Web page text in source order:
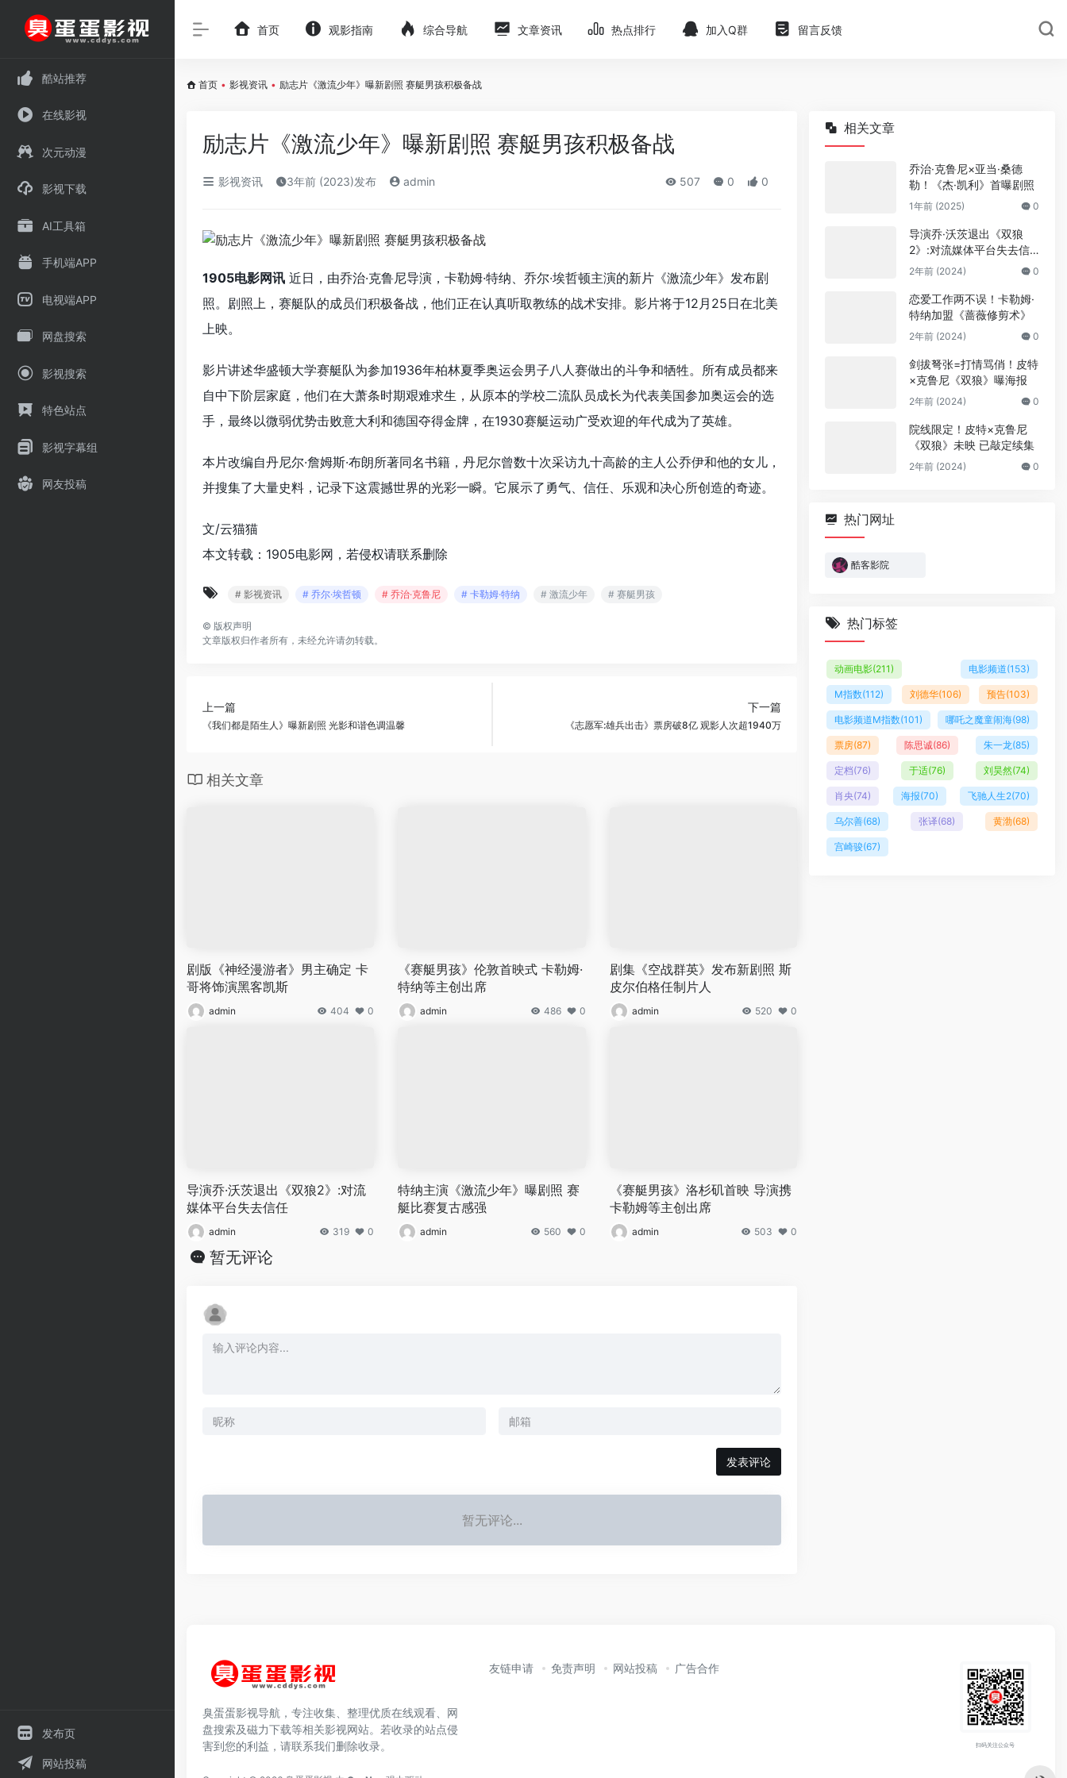
酷站推荐
在线影视
次元动漫
影视下载
AI工具箱
手机端APP
电视端APP
网盘搜索
影视搜索
特色站点
影视字幕组
网友投稿
发布页
网站投稿
首页 观影指南 综合导航 文章资讯 热点排行 加入Q群 留言反馈
首页 • 影视资讯 • 励志片《激流少年》曝新剧照 赛艇男孩积极备战
励志片《激流少年》曝新剧照 赛艇男孩积极备战
影视资讯 3年前 (2023)发布 admin 507 0 0
1905电影网讯 近日，由乔治·克鲁尼导演，卡勒姆·特纳、乔尔·埃哲顿主演的新片《激流少年》发布剧
照。剧照上，赛艇队的成员们积极备战，他们正在认真听取教练的战术安排。影片将于12月25日在北美
上映。
影片讲述华盛顿大学赛艇队为参加1936年柏林夏季奥运会男子八人赛做出的斗争和牺牲。所有成员都来
自中下阶层家庭，他们在大萧条时期艰难求生，从原本的学校二流队员成长为代表美国参加奥运会的选
手，最终以微弱优势击败意大利和德国夺得金牌，在1930赛艇运动广受欢迎的年代成为了英雄。
本片改编自丹尼尔·詹姆斯·布朗所著同名书籍，丹尼尔曾数十次采访九十高龄的主人公乔伊和他的女儿，
并搜集了大量史料，记录下这震撼世界的光彩一瞬。它展示了勇气、信任、乐观和决心所创造的奇迹。
文/云猫猫
本文转载：1905电影网，若侵权请联系删除
# 影视资讯 # 乔尔·埃哲顿 # 乔治·克鲁尼 # 卡勒姆·特纳 # 激流少年 # 赛艇男孩
© 版权声明
文章版权归作者所有，未经允许请勿转载。
上一篇
《我们都是陌生人》曝新剧照 光影和谐色调温馨
下一篇
《志愿军:雄兵出击》票房破8亿 观影人次超1940万
相关文章
剧版《神经漫游者》男主确定 卡
哥将饰演黑客凯斯
admin 404 0
《赛艇男孩》伦敦首映式 卡勒姆·
特纳等主创出席
admin 486 0
剧集《空战群英》发布新剧照 斯
皮尔伯格任制片人
admin 520 0
导演乔·沃茨退出《双狼2》:对流
媒体平台失去信任
admin 319 0
特纳主演《激流少年》曝剧照 赛
艇比赛复古感强
admin 560 0
《赛艇男孩》洛杉矶首映 导演携
卡勒姆等主创出席
admin 503 0
暂无评论
发表评论
暂无评论...
相关文章
乔治·克鲁尼×亚当·桑德
勒！《杰·凯利》首曝剧照
1年前 (2025) 0
导演乔·沃茨退出《双狼
2》:对流媒体平台失去信
任
2年前 (2024) 0
恋爱工作两不误！卡勒姆·
特纳加盟《蔷薇修剪术》
2年前 (2024) 0
剑拔弩张=打情骂俏！皮特
×克鲁尼《双狼》曝海报
2年前 (2024) 0
院线限定！皮特×克鲁尼
《双狼》未映 已敲定续集
2年前 (2024) 0
热门网址
酷客影院
热门标签
动画电影(211) 电影频道(153)
M指数(112) 刘德华(106) 预告(103)
电影频道M指数(101) 哪吒之魔童闹海(98)
票房(87) 陈思诚(86) 朱一龙(85)
定档(76) 于适(76) 刘昊然(74)
肖央(74) 海报(70) 飞驰人生2(70)
乌尔善(68) 张译(68) 黄渤(68)
宫崎骏(67)
臭蛋蛋影视导航，专注收集、整理优质在线观看、网
盘搜索及磁力下载等相关影视网站。若收录的站点侵
害到您的利益，请联系我们删除收录。
友链申请 免责声明 网站投稿 广告合作
扫码关注公众号